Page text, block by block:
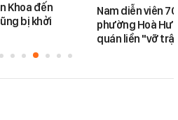
Khoa đến
bị khởi
Nam diễn viên
phường Hoà
quán liền "vỡ